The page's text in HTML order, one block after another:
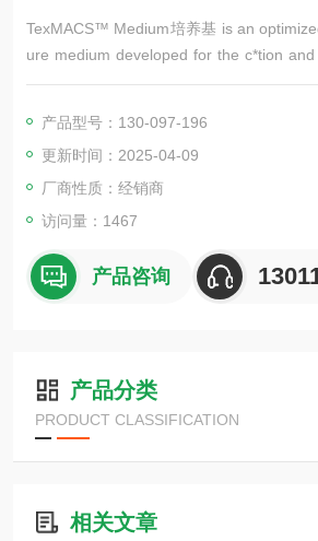
TexMACS™ Medium培养基 is an
ure medium developed for the c*tion and
and mouse T cells and regulatory T cells.
产品型号：130-097-196
更新时间：2025-04-09
厂商性质：经销商
访问量：1467
产品咨询
产品分类
PRODUCT CLASSIFICATION
相关文章